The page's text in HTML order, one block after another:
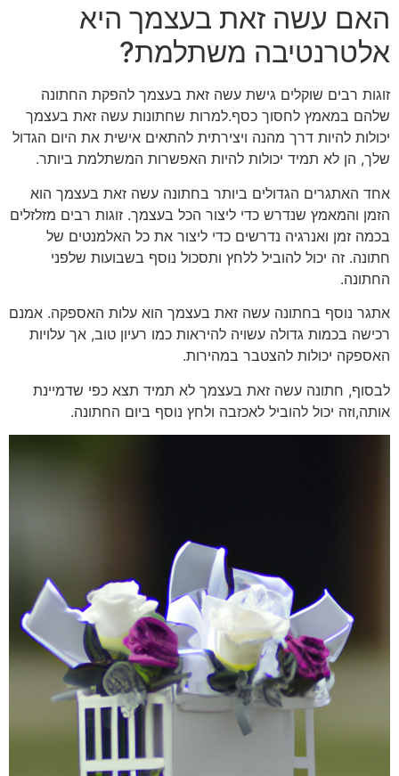
האם עשה זאת בעצמך היא
אלטרנטיבה משתלמת?
זוגות רבים שוקלים גישת עשה זאת בעצמך להפקת החתונה
שלהם במאמץ לחסוך כסף.למרות שחתונות עשה זאת בעצמך
יכולות להיות דרך מהנה ויצירתית להתאים אישית את היום הגדול
שלך, הן לא תמיד יכולות להיות האפשרות המשתלמת ביותר.
אחד האתגרים הגדולים ביותר בחתונה עשה זאת בעצמך הוא
הזמן והמאמץ שנדרש כדי ליצור הכל בעצמך. זוגות רבים מזלזלים
בכמה זמן ואנרגיה נדרשים כדי ליצור את כל האלמנטים של
חתונה. זה יכול להוביל ללחץ ותסכול נוסף בשבועות שלפני
החתונה.
אתגר נוסף בחתונה עשה זאת בעצמך הוא עלות האספקה. אמנם
רכישה בכמות גדולה עשויה להיראות כמו רעיון טוב, אך עלויות
האספקה יכולות להצטבר במהירות.
לבסוף, חתונה עשה זאת בעצמך לא תמיד תצא כפי שדמיינת
אותה,וזה יכול להוביל לאכזבה ולחץ נוסף ביום החתונה.